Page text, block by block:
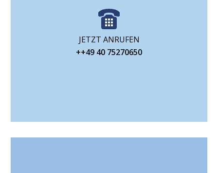
JETZT ANRUFEN
++49 40 75270650